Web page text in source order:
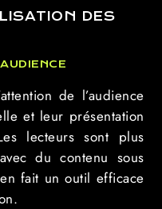
DES
de l’audience
et leur présentation
lecteurs sont plus
du contenu sous
fait un outil efficace